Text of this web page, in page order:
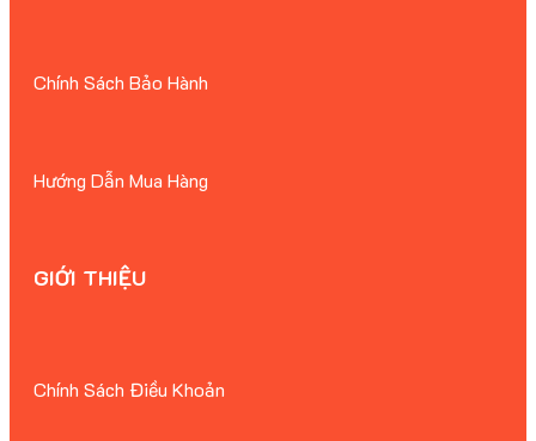
Chính Sách Bảo Hành
Hướng Dẫn Mua Hàng
GIỚI THIỆU
Chính Sách Điều Khoản